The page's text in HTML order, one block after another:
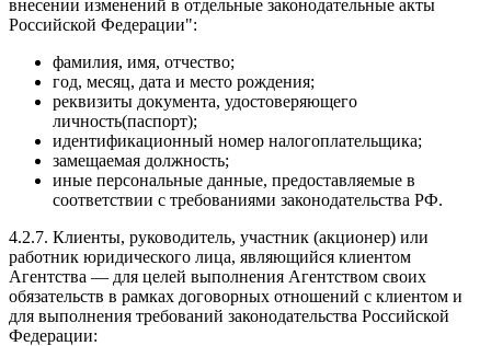
внесении изменений в отдельные законодательные акты
Российской Федерации":
фамилия, имя, отчество;
год, месяц, дата и место рождения;
реквизиты документа, удостоверяющего
личность(паспорт);
идентификационный номер налогоплательщика;
замещаемая должность;
иные персональные данные, предоставляемые в
соответствии с требованиями законодательства РФ.
4.2.7. Клиенты, руководитель, участник (акционер) или
работник юридического лица, являющийся клиентом
Агентства — для целей выполнения Агентством своих
обязательств в рамках договорных отношений с клиентом и
для выполнения требований законодательства Российской
Федерации: